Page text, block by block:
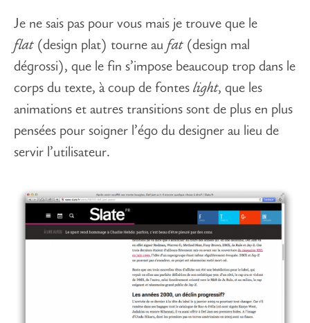
Je ne sais pas pour vous mais je trouve que le
flat(design plat) tourne au fat(design mal
dégrossi), que le fin s’impose beaucoup trop dans le
corps du texte, à coup de fontes light, que les
animations et autres transitions sont de plus en plus
pensées pour soigner l’égo du designer au lieu de
servir l’utilisateur.